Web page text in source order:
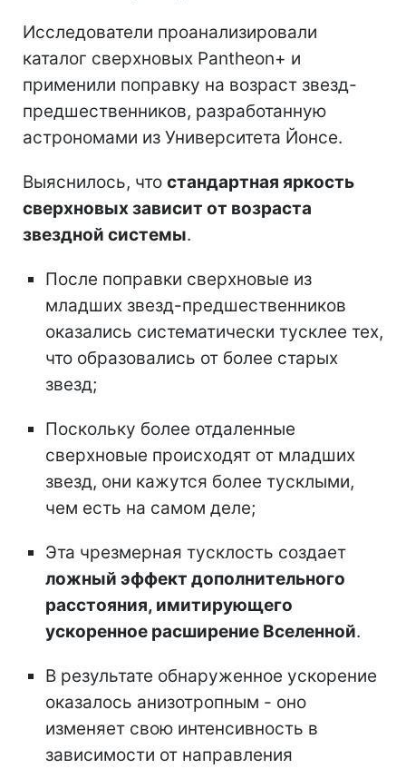
Исследователи проанализировали
каталог сверхновых Pantheon+ и
применили поправку на возраст звезд-
предшественников, разработанную
астрономами из Университета Йонсе.
Выяснилось, что стандартная яркость
сверхновых зависит от возраста
звездной системы.
После поправки сверхновые из
младших звезд-предшественников
оказались систематически тусклее тех,
что образовались от более старых
звезд;
Поскольку более отдаленные
сверхновые происходят от младших
звезд, они кажутся более тусклыми,
чем есть на самом деле;
Эта чрезмерная тусклость создает
ложный эффект дополнительного
расстояния, имитирующего
ускоренное расширение Вселенной.
В результате обнаруженное ускорение
оказалось анизотропным - оно
изменяет свою интенсивность в
зависимости от направления